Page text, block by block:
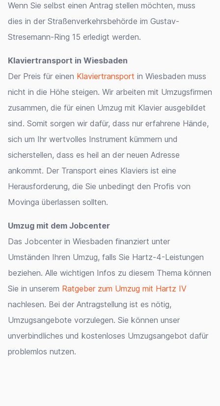
Wenn Sie selbst einen Antrag stellen möchten, muss
dies in der Straßenverkehrsbehörde im Gustav-
Stresemann-Ring 15 erledigt werden.
Klaviertransport in Wiesbaden
Der Preis für einen Klaviertransport in Wiesbaden muss
nicht in die Höhe steigen. Wir arbeiten mit Umzugsfirmen
zusammen, die für einen Umzug mit Klavier ausgebildet
sind. Somit sorgen wir dafür, dass nur erfahrene Hände,
sich um Ihr wertvolles Instrument kümmern und
sicherstellen, dass es heil an der neuen Adresse
ankommt. Der Transport eines Klaviers ist eine
Herausforderung, die Sie unbedingt den Profis von
Movinga überlassen sollten.
Umzug mit dem Jobcenter
Das Jobcenter in Wiesbaden finanziert unter
Umständen Ihren Umzug, falls Sie Hartz-4-Leistungen
beziehen. Alle wichtigen Infos zu diesem Thema können
Sie in unserem Ratgeber zum Umzug mit Hartz IV
nachlesen. Bei der Antragstellung ist es nötig,
Umzugsangebote vorzulegen. Sie können unser
unverbindliches und kostenloses Umzugsangebot dafür
problemlos nutzen.